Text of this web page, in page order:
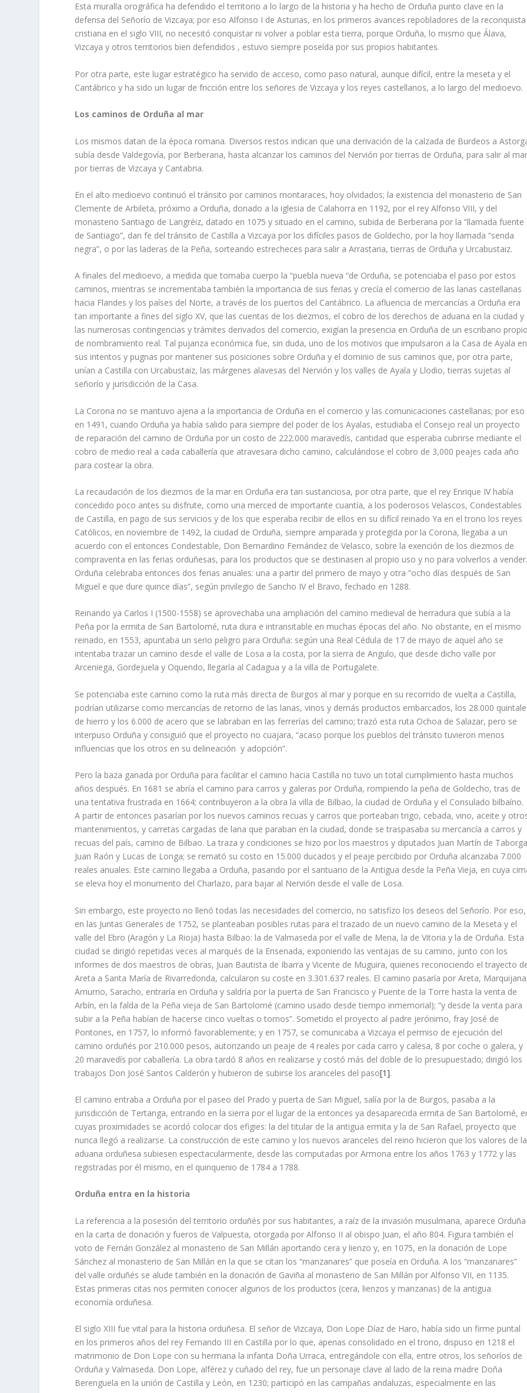
Esta muralla orográfica ha defendido el territorio a lo largo de la historia y ha hecho de Orduña punto clave en la
defensa del Señorío de Vizcaya; por eso Alfonso I de Asturias, en los primeros avances repobladores de la reconquista
cristiana en el siglo VIII, no necesitó conquistar ni volver a poblar esta tierra, porque Orduña, lo mismo que Álava,
Vizcaya y otros territorios bien defendidos , estuvo siempre poseída por sus propios habitantes.
Por otra parte, este lugar estratégico ha servido de acceso, como paso natural, aunque difícil, entre la meseta y el
Cantábrico y ha sido un lugar de fricción entre los señores de Vizcaya y los reyes castellanos, a lo largo del medioevo.
Los caminos de Orduña al mar
Los mismos datan de la época romana. Diversos restos indican que una derivación de la calzada de Burdeos a
subía desde Valdegovía, por Berberana, hasta alcanzar los caminos del Nervión por tierras de Orduña, para salir al
por tierras de Vizcaya y Cantabria.
En el alto medioevo continuó el tránsito por caminos montaraces, hoy olvidados; la existencia del monasterio de San
Clemente de Arbileta, próximo a Orduña, donado a la iglesia de Calahorra en 1192, por el rey Alfonso VIII, y del
monasterio Santiago de Langréiz, datado en 1075 y situado en el camino, subida de Berberana por la “llamada fuente
de Santiago”, dan fe del tránsito de Castilla a Vizcaya por los difíciles pasos de Goldecho, por la hoy llamada “senda
negra”, o por las laderas de la Peña, sorteando estrecheces para salir a Arrastaria, tierras de Orduña y Urcabustaiz.
A finales del medioevo, a medida que tomaba cuerpo la “puebla nueva “de Orduña, se potenciaba el paso por estos
caminos, mientras se incrementaba también la importancia de sus ferias y crecía el comercio de las lanas castellanas
hacia Flandes y los países del Norte, a través de los puertos del Cantábrico. La afluencia de mercancías a Orduña era
tan importante a fines del siglo XV, que las cuentas de los diezmos, el cobro de los derechos de aduana en la ciudad y
las numerosas contingencias y trámites derivados del comercio, exigían la presencia en Orduña de un escribano
de nombramiento real. Tal pujanza económica fue, sin duda, uno de los motivos que impulsaron a la Casa de Ayala en
sus intentos y pugnas por mantener sus posiciones sobre Orduña y el dominio de sus caminos que, por otra parte,
unían a Castilla con Urcabustaiz, las márgenes alavesas del Nervión y los valles de Ayala y Llodio, tierras sujetas al
señorío y jurisdicción de la Casa.
La Corona no se mantuvo ajena a la importancia de Orduña en el comercio y las comunicaciones castellanas; por eso
en 1491, cuando Orduña ya había salido para siempre del poder de los Ayalas, estudiaba el Consejo real un proyecto
de reparación del camino de Orduña por un costo de 222.000 maravedís, cantidad que esperaba cubrirse mediante el
cobro de medio real a cada caballería que atravesara dicho camino, calculándose el cobro de 3,000 peajes cada año
para costear la obra.
La recaudación de los diezmos de la mar en Orduña era tan sustanciosa, por otra parte, que el rey Enrique IV había
concedido poco antes su disfrute, como una merced de importante cuantía, a los poderosos Velascos, Condestables
de Castilla, en pago de sus servicios y de los que esperaba recibir de ellos en su difícil reinado Ya en el trono los reyes
Católicos, en noviembre de 1492, la ciudad de Orduña, siempre amparada y protegida por la Corona, llegaba a un
acuerdo con el entonces Condestable, Don Bernardino Fernández de Velasco, sobre la exención de los diezmos de
compraventa en las ferias orduñesas, para los productos que se destinasen al propio uso y no para volverlos a
Orduña celebraba entonces dos ferias anuales: una a partir del primero de mayo y otra “ocho días después de San
Miguel e que dure quince días”, según privilegio de Sancho IV el Bravo, fechado en 1288.
Reinando ya Carlos I (1500-1558) se aprovechaba una ampliación del camino medieval de herradura que subía a la
Peña por la ermita de San Bartolomé, ruta dura e intransitable en muchas épocas del año. No obstante, en el mismo
reinado, en 1553, apuntaba un serio peligro para Orduña: según una Real Cédula de 17 de mayo de aquel año se
intentaba trazar un camino desde el valle de Losa a la costa, por la sierra de Angulo, que desde dicho valle por
Arceniega, Gordejuela y Oquendo, llegaría al Cadagua y a la villa de Portugalete.
Se potenciaba este camino como la ruta más directa de Burgos al mar y porque en su recorrido de vuelta a Castilla,
podrían utilizarse como mercancías de retorno de las lanas, vinos y demás productos embarcados, los 28.000
de hierro y los 6.000 de acero que se labraban en las ferrerías del camino; trazó esta ruta Ochoa de Salazar, pero se
interpuso Orduña y consiguió que el proyecto no cuajara, “acaso porque los pueblos del tránsito tuvieron menos
influencias que los otros en su delineación y adopción”.
Pero la baza ganada por Orduña para facilitar el camino hacia Castilla no tuvo un total cumplimiento hasta muchos
años después. En 1681 se abría el camino para carros y galeras por Orduña, rompiendo la peña de Goldecho, tras de
una tentativa frustrada en 1664; contribuyeron a la obra la villa de Bilbao, la ciudad de Orduña y el Consulado bilbaíno.
A partir de entonces pasarían por los nuevos caminos recuas y carros que porteaban trigo, cebada, vino, aceite y
mantenimientos, y carretas cargadas de lana que paraban en la ciudad, donde se traspasaba su mercancía a carros y
recuas del país, camino de Bilbao. La traza y condiciones se hizo por los maestros y diputados Juan Martín de
Juan Raón y Lucas de Longa; se remató su costo en 15.000 ducados y el peaje percibido por Orduña alcanzaba 7.000
reales anuales. Este camino llegaba a Orduña, pasando por el santuario de la Antigua desde la Peña Vieja, en cuya
se eleva hoy el monumento del Charlazo, para bajar al Nervión desde el valle de Losa.
Sin embargo, este proyecto no llenó todas las necesidades del comercio, no satisfizo los deseos del Señorío. Por eso,
en las Juntas Generales de 1752, se planteaban posibles rutas para el trazado de un nuevo camino de la Meseta y el
valle del Ebro (Aragón y La Rioja) hasta Bilbao: la de Valmaseda por el valle de Mena, la de Vitoria y la de Orduña. Esta
ciudad se dirigió repetidas veces al marqués de la Ensenada, exponiendo las ventajas de su camino, junto con los
informes de dos maestros de obras, Juan Bautista de Ibarra y Vicente de Muguira, quienes reconociendo el trayecto
Areta a Santa María de Rivarredonda, calcularon su coste en 3.301.637 reales. El camino pasaría por Areta,
Amurrio, Saracho, entraría en Orduña y saldría por la puerta de San Francisco y Puente de la Torre hasta la venta de
Arbín, en la falda de la Peña vieja de San Bartolomé (camino usado desde tiempo inmemorial); “y desde la venta para
subir a la Peña habían de hacerse cinco vueltas o tornos”. Sometido el proyecto al padre jerónimo, fray José de
Pontones, en 1757, lo informó favorablemente; y en 1757, se comunicaba a Vizcaya el permiso de ejecución del
camino orduñés por 210.000 pesos, autorizando un peaje de 4 reales por cada carro y calesa, 8 por coche o galera, y
20 maravedís por caballería. La obra tardó 8 años en realizarse y costó más del doble de lo presupuestado; dirigió los
trabajos Don José Santos Calderón y hubieron de subirse los aranceles del paso[1].
El camino entraba a Orduña por el paseo del Prado y puerta de San Miguel, salía por la de Burgos, pasaba a la
jurisdicción de Tertanga, entrando en la sierra por el lugar de la entonces ya desaparecida ermita de San Bartolomé,
cuyas proximidades se acordó colocar dos efigies: la del titular de la antigua ermita y la de San Rafael, proyecto que
nunca llegó a realizarse. La construcción de este camino y los nuevos aranceles del reino hicieron que los valores de la
aduana orduñesa subiesen espectacularmente, desde las computadas por Armona entre los años 1763 y 1772 y las
registradas por él mismo, en el quinquenio de 1784 a 1788.
Orduña entra en la historia
La referencia a la posesión del territorio orduñés por sus habitantes, a raíz de la invasión musulmana, aparece Orduña
en la carta de donación y fueros de Valpuesta, otorgada por Alfonso II al obispo Juan, el año 804. Figura también el
voto de Fernán González al monasterio de San Millán aportando cera y lienzo y, en 1075, en la donación de Lope
Sánchez al monasterio de San Millán en la que se citan los “manzanares” que poseía en Orduña. A los “manzanares”
del valle orduñés se alude también en la donación de Gaviña al monasterio de San Millán por Alfonso VII, en 1135.
Estas primeras citas nos permiten conocer algunos de los productos (cera, lienzos y manzanas) de la antigua
economía orduñesa.
El siglo XIII fue vital para la historia orduñesa. El señor de Vizcaya, Don Lope Díaz de Haro, había sido un firme puntal
en los primeros años del rey Fernando III en Castilla por lo que, apenas consolidado en el trono, dispuso en 1218 el
matrimonio de Don Lope con su hermana la infanta Doña Urraca, entregándole con ella, entre otros, los señoríos de
Orduña y Valmaseda. Don Lope, alférez y cuñado del rey, fue un personaje clave al lado de la reina madre Doña
Berenguela en la unión de Castilla y León, en 1230; participó en las campañas andaluzas, especialmente en las